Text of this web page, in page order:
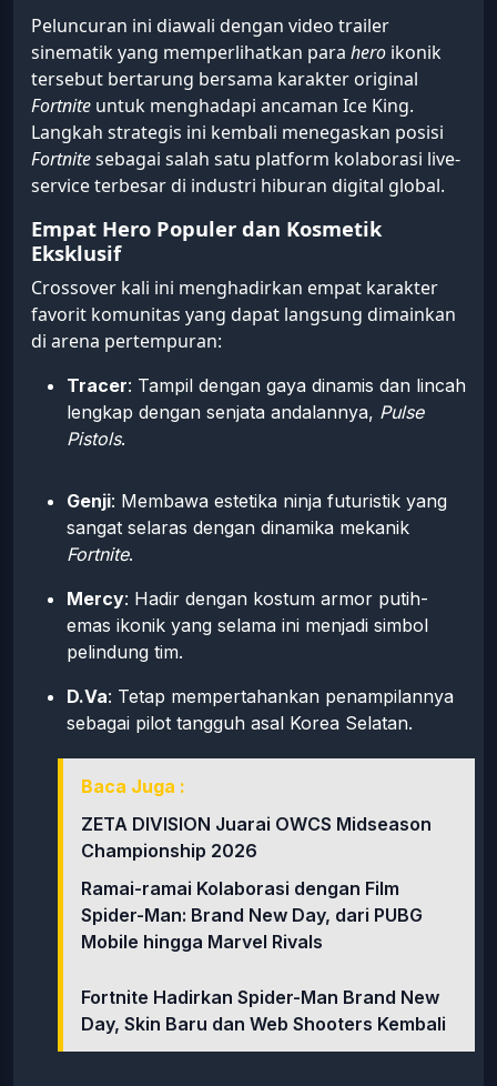
Peluncuran ini diawali dengan video trailer
sinematik yang memperlihatkan para hero ikonik
tersebut bertarung bersama karakter original
Fortnite untuk menghadapi ancaman Ice King.
Langkah strategis ini kembali menegaskan posisi
Fortnitesebagai salah satu platform kolaborasi live-
service terbesar di industri hiburan digital global.
Empat Hero Populer dan Kosmetik
Eksklusif
Crossover kali ini menghadirkan empat karakter
favorit komunitas yang dapat langsung dimainkan
di arena pertempuran:
Tracer: Tampil dengan gaya dinamis dan lincah
lengkap dengan senjata andalannya, Pulse
Pistols.
Genji: Membawa estetika ninja futuristik yang
sangat selaras dengan dinamika mekanik
Fortnite.
Mercy: Hadir dengan kostum armor putih-
emas ikonik yang selama ini menjadi simbol
pelindung tim.
D.Va: Tetap mempertahankan penampilannya
sebagai pilot tangguh asal Korea Selatan.
Baca Juga :
ZETA DIVISION Juarai OWCS Midseason
Championship 2026
Ramai-ramai Kolaborasi dengan Film
Spider-Man: Brand New Day, dari PUBG
Mobile hingga Marvel Rivals
Fortnite Hadirkan Spider-Man Brand New
Day, Skin Baru dan Web Shooters Kembali